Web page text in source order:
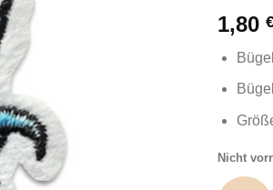
1,80
Nicht